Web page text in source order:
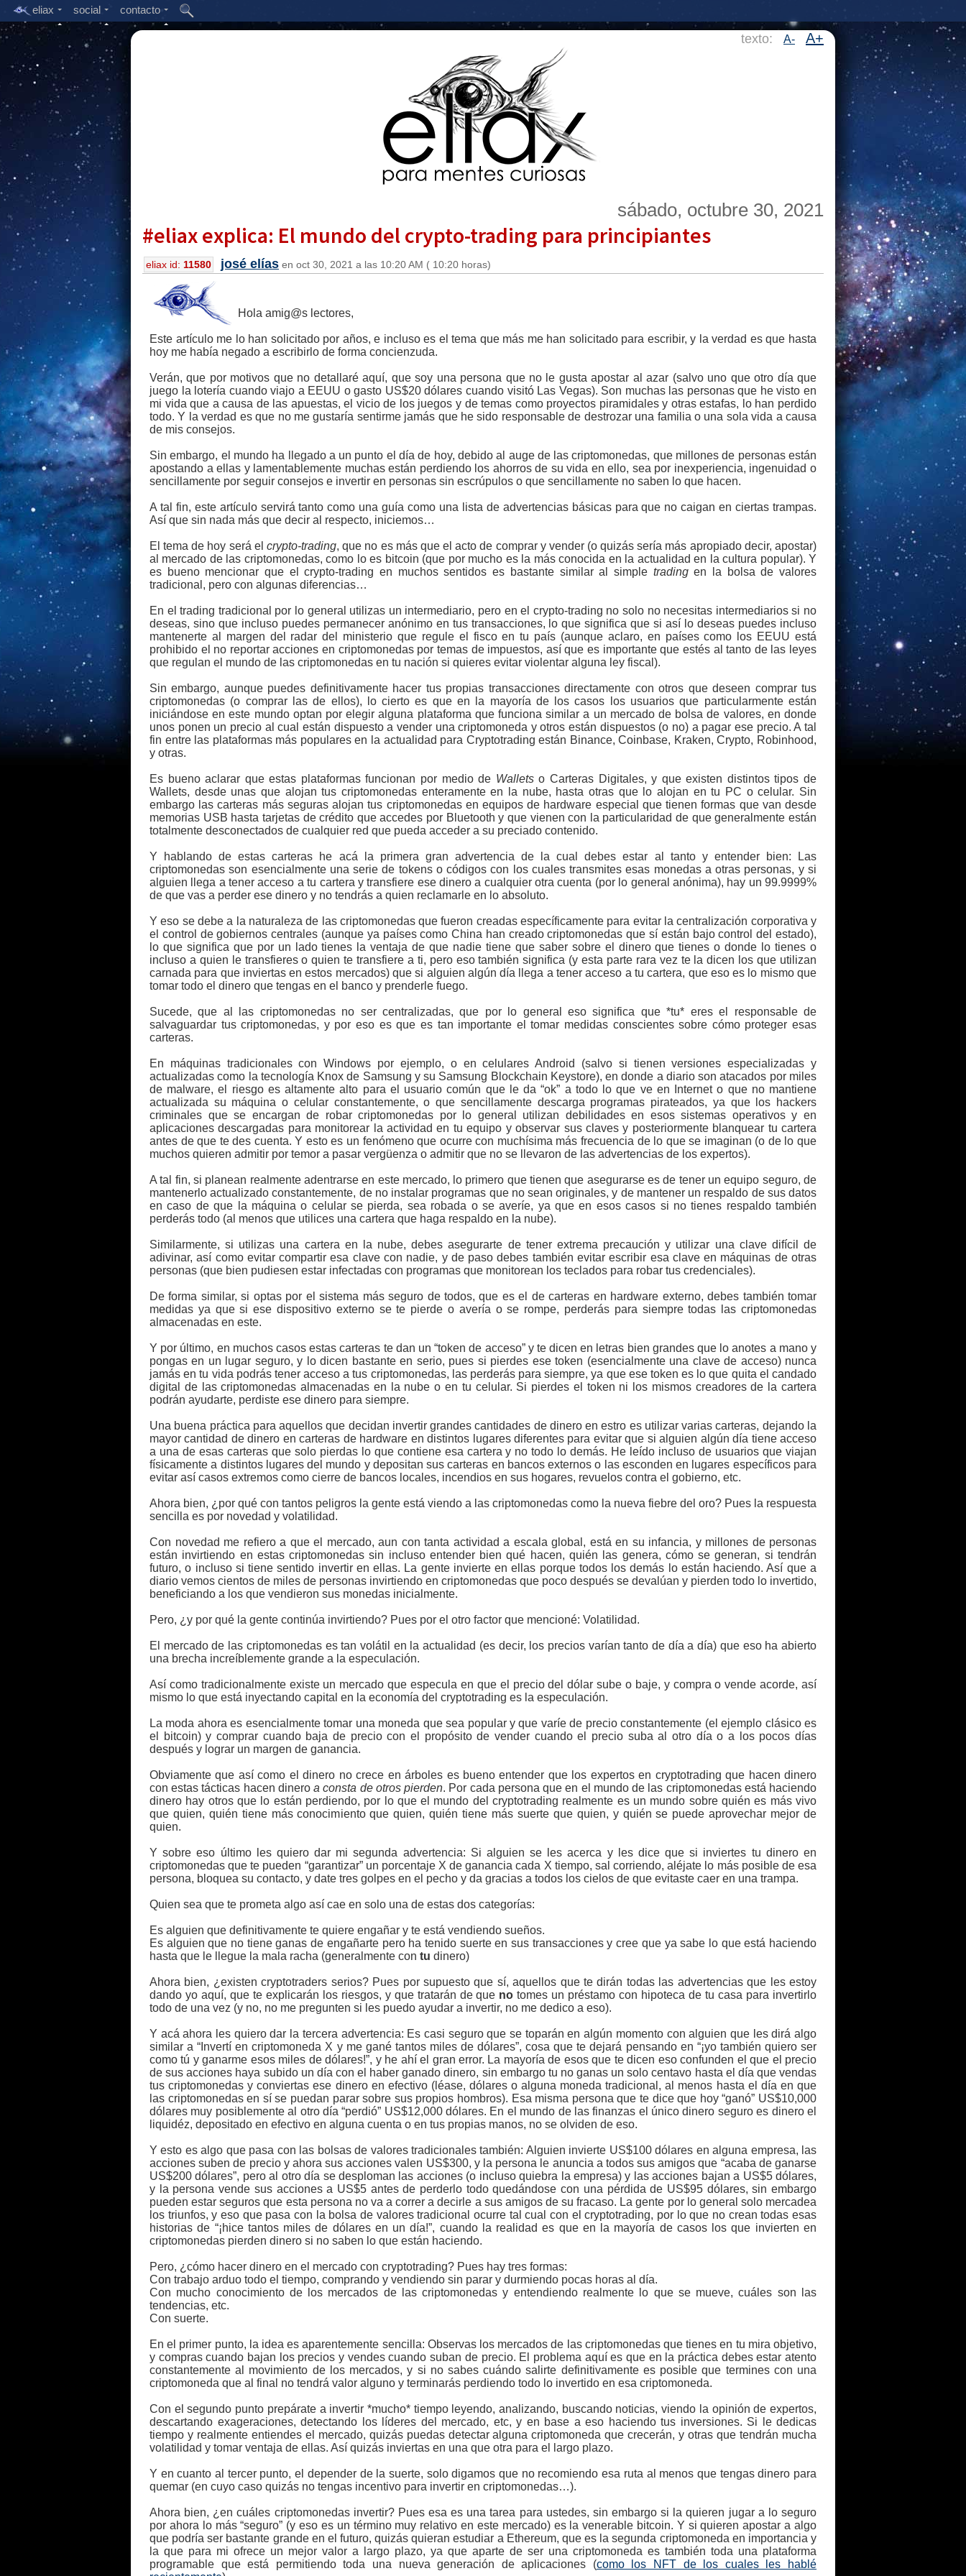
eliax social contacto
texto: A- A+
sábado, octubre 30, 2021
#eliax explica: El mundo del crypto-trading para principiantes
eliax id: 11580 josé elías en oct 30, 2021 a las 10:20 AM ( 10:20 horas)
Hola amig@s lectores,
Este artículo me lo han solicitado por años, e incluso es el tema que más me han solicitado para escribir, y la verdad es que hasta
hoy me había negado a escribirlo de forma concienzuda.
Verán, que por motivos que no detallaré aquí, que soy una persona que no le gusta apostar al azar (salvo uno que otro día que
juego la lotería cuando viajo a EEUU o gasto US$20 dólares cuando visitó Las Vegas). Son muchas las personas que he visto en
mi vida que a causa de las apuestas, el vicio de los juegos y de temas como proyectos piramidales y otras estafas, lo han perdido
todo. Y la verdad es que no me gustaría sentirme jamás que he sido responsable de destrozar una familia o una sola vida a causa
de mis consejos.
Sin embargo, el mundo ha llegado a un punto el día de hoy, debido al auge de las criptomonedas, que millones de personas están
apostando a ellas y lamentablemente muchas están perdiendo los ahorros de su vida en ello, sea por inexperiencia, ingenuidad o
sencillamente por seguir consejos e invertir en personas sin escrúpulos o que sencillamente no saben lo que hacen.
A tal fin, este artículo servirá tanto como una guía como una lista de advertencias básicas para que no caigan en ciertas trampas.
Así que sin nada más que decir al respecto, iniciemos…
El tema de hoy será el crypto-trading, que no es más que el acto de comprar y vender (o quizás sería más apropiado decir, apostar)
al mercado de las criptomonedas, como lo es bitcoin (que por mucho es la más conocida en la actualidad en la cultura popular). Y
es bueno mencionar que el crypto-trading en muchos sentidos es bastante similar al simple tradingen la bolsa de valores
tradicional, pero con algunas diferencias…
En el trading tradicional por lo general utilizas un intermediario, pero en el crypto-trading no solo no necesitas intermediarios si no
deseas, sino que incluso puedes permanecer anónimo en tus transacciones, lo que significa que si así lo deseas puedes incluso
mantenerte al margen del radar del ministerio que regule el fisco en tu país (aunque aclaro, en países como los EEUU está
prohibido el no reportar acciones en criptomonedas por temas de impuestos, así que es importante que estés al tanto de las leyes
que regulan el mundo de las criptomonedas en tu nación si quieres evitar violentar alguna ley fiscal).
Sin embargo, aunque puedes definitivamente hacer tus propias transacciones directamente con otros que deseen comprar tus
criptomonedas (o comprar las de ellos), lo cierto es que en la mayoría de los casos los usuarios que particularmente están
iniciándose en este mundo optan por elegir alguna plataforma que funciona similar a un mercado de bolsa de valores, en donde
unos ponen un precio al cual están dispuesto a vender una criptomoneda y otros están dispuestos (o no) a pagar ese precio. A tal
fin entre las plataformas más populares en la actualidad para Cryptotrading están Binance, Coinbase, Kraken, Crypto, Robinhood,
y otras.
Es bueno aclarar que estas plataformas funcionan por medio de Walletso Carteras Digitales, y que existen distintos tipos de
Wallets, desde unas que alojan tus criptomonedas enteramente en la nube, hasta otras que lo alojan en tu PC o celular. Sin
embargo las carteras más seguras alojan tus criptomonedas en equipos de hardware especial que tienen formas que van desde
memorias USB hasta tarjetas de crédito que accedes por Bluetooth y que vienen con la particularidad de que generalmente están
totalmente desconectados de cualquier red que pueda acceder a su preciado contenido.
Y hablando de estas carteras he acá la primera gran advertencia de la cual debes estar al tanto y entender bien: Las
criptomonedas son esencialmente una serie de tokens o códigos con los cuales transmites esas monedas a otras personas, y si
alguien llega a tener acceso a tu cartera y transfiere ese dinero a cualquier otra cuenta (por lo general anónima), hay un 99.9999%
de que vas a perder ese dinero y no tendrás a quien reclamarle en lo absoluto.
Y eso se debe a la naturaleza de las criptomonedas que fueron creadas específicamente para evitar la centralización corporativa y
el control de gobiernos centrales (aunque ya países como China han creado criptomonedas que sí están bajo control del estado),
lo que significa que por un lado tienes la ventaja de que nadie tiene que saber sobre el dinero que tienes o donde lo tienes o
incluso a quien le transfieres o quien te transfiere a ti, pero eso también significa (y esta parte rara vez te la dicen los que utilizan
carnada para que inviertas en estos mercados) que si alguien algún día llega a tener acceso a tu cartera, que eso es lo mismo que
tomar todo el dinero que tengas en el banco y prenderle fuego.
Sucede, que al las criptomonedas no ser centralizadas, que por lo general eso significa que *tu* eres el responsable de
salvaguardar tus criptomonedas, y por eso es que es tan importante el tomar medidas conscientes sobre cómo proteger esas
carteras.
En máquinas tradicionales con Windows por ejemplo, o en celulares Android (salvo si tienen versiones especializadas y
actualizadas como la tecnología Knox de Samsung y su Samsung Blockchain Keystore), en donde a diario son atacados por miles
de malware, el riesgo es altamente alto para el usuario común que le da “ok” a todo lo que ve en Internet o que no mantiene
actualizada su máquina o celular constantemente, o que sencillamente descarga programas pirateados, ya que los hackers
criminales que se encargan de robar criptomonedas por lo general utilizan debilidades en esos sistemas operativos y en
aplicaciones descargadas para monitorear la actividad en tu equipo y observar sus claves y posteriormente blanquear tu cartera
antes de que te des cuenta. Y esto es un fenómeno que ocurre con muchísima más frecuencia de lo que se imaginan (o de lo que
muchos quieren admitir por temor a pasar vergüenza o admitir que no se llevaron de las advertencias de los expertos).
A tal fin, si planean realmente adentrarse en este mercado, lo primero que tienen que asegurarse es de tener un equipo seguro, de
mantenerlo actualizado constantemente, de no instalar programas que no sean originales, y de mantener un respaldo de sus datos
en caso de que la máquina o celular se pierda, sea robada o se averíe, ya que en esos casos si no tienes respaldo también
perderás todo (al menos que utilices una cartera que haga respaldo en la nube).
Similarmente, si utilizas una cartera en la nube, debes asegurarte de tener extrema precaución y utilizar una clave difícil de
adivinar, así como evitar compartir esa clave con nadie, y de paso debes también evitar escribir esa clave en máquinas de otras
personas (que bien pudiesen estar infectadas con programas que monitorean los teclados para robar tus credenciales).
De forma similar, si optas por el sistema más seguro de todos, que es el de carteras en hardware externo, debes también tomar
medidas ya que si ese dispositivo externo se te pierde o avería o se rompe, perderás para siempre todas las criptomonedas
almacenadas en este.
Y por último, en muchos casos estas carteras te dan un “token de acceso” y te dicen en letras bien grandes que lo anotes a mano y
pongas en un lugar seguro, y lo dicen bastante en serio, pues si pierdes ese token (esencialmente una clave de acceso) nunca
jamás en tu vida podrás tener acceso a tus criptomonedas, las perderás para siempre, ya que ese token es lo que quita el candado
digital de las criptomonedas almacenadas en la nube o en tu celular. Si pierdes el token ni los mismos creadores de la cartera
podrán ayudarte, perdiste ese dinero para siempre.
Una buena práctica para aquellos que decidan invertir grandes cantidades de dinero en estro es utilizar varias carteras, dejando la
mayor cantidad de dinero en carteras de hardware en distintos lugares diferentes para evitar que si alguien algún día tiene acceso
a una de esas carteras que solo pierdas lo que contiene esa cartera y no todo lo demás. He leído incluso de usuarios que viajan
físicamente a distintos lugares del mundo y depositan sus carteras en bancos externos o las esconden en lugares específicos para
evitar así casos extremos como cierre de bancos locales, incendios en sus hogares, revuelos contra el gobierno, etc.
Ahora bien, ¿por qué con tantos peligros la gente está viendo a las criptomonedas como la nueva fiebre del oro? Pues la respuesta
sencilla es por novedad y volatilidad.
Con novedad me refiero a que el mercado, aun con tanta actividad a escala global, está en su infancia, y millones de personas
están invirtiendo en estas criptomonedas sin incluso entender bien qué hacen, quién las genera, cómo se generan, si tendrán
futuro, o incluso si tiene sentido invertir en ellas. La gente invierte en ellas porque todos los demás lo están haciendo. Así que a
diario vemos cientos de miles de personas invirtiendo en criptomonedas que poco después se devalúan y pierden todo lo invertido,
beneficiando a los que vendieron sus monedas inicialmente.
Pero, ¿y por qué la gente continúa invirtiendo? Pues por el otro factor que mencioné: Volatilidad.
El mercado de las criptomonedas es tan volátil en la actualidad (es decir, los precios varían tanto de día a día) que eso ha abierto
una brecha increíblemente grande a la especulación.
Así como tradicionalmente existe un mercado que especula en que el precio del dólar sube o baje, y compra o vende acorde, así
mismo lo que está inyectando capital en la economía del cryptotrading es la especulación.
La moda ahora es esencialmente tomar una moneda que sea popular y que varíe de precio constantemente (el ejemplo clásico es
el bitcoin) y comprar cuando baja de precio con el propósito de vender cuando el precio suba al otro día o a los pocos días
después y lograr un margen de ganancia.
Obviamente que así como el dinero no crece en árboles es bueno entender que los expertos en cryptotrading que hacen dinero
con estas tácticas hacen dineroa consta de otros pierden. Por cada persona que en el mundo de las criptomonedas está haciendo
dinero hay otros que lo están perdiendo, por lo que el mundo del cryptotrading realmente es un mundo sobre quién es más vivo
que quien, quién tiene más conocimiento que quien, quién tiene más suerte que quien, y quién se puede aprovechar mejor de
quien.
Y sobre eso último les quiero dar mi segunda advertencia: Si alguien se les acerca y les dice que si inviertes tu dinero en
criptomonedas que te pueden “garantizar” un porcentaje X de ganancia cada X tiempo, sal corriendo, aléjate lo más posible de esa
persona, bloquea su contacto, y date tres golpes en el pecho y da gracias a todos los cielos de que evitaste caer en una trampa.
Quien sea que te prometa algo así cae en solo una de estas dos categorías:
Es alguien que definitivamente te quiere engañar y te está vendiendo sueños.
Es alguien que no tiene ganas de engañarte pero ha tenido suerte en sus transacciones y cree que ya sabe lo que está haciendo
hasta que le llegue la mala racha (generalmente con tu dinero)
Ahora bien, ¿existen cryptotraders serios? Pues por supuesto que sí, aquellos que te dirán todas las advertencias que les estoy
dando yo aquí, que te explicarán los riesgos, y que tratarán de que no tomes un préstamo con hipoteca de tu casa para invertirlo
todo de una vez (y no, no me pregunten si les puedo ayudar a invertir, no me dedico a eso).
Y acá ahora les quiero dar la tercera advertencia: Es casi seguro que se toparán en algún momento con alguien que les dirá algo
similar a “Invertí en criptomoneda X y me gané tantos miles de dólares”, cosa que te dejará pensando en “¡yo también quiero ser
como tú y ganarme esos miles de dólares!”, y he ahí el gran error. La mayoría de esos que te dicen eso confunden el que el precio
de sus acciones haya subido un día con el haber ganado dinero, sin embargo tu no ganas un solo centavo hasta el día que vendas
tus criptomonedas y conviertas ese dinero en efectivo (léase, dólares o alguna moneda tradicional, al menos hasta el día en que
las criptomonedas en sí se puedan parar sobre sus propios hombros). Esa misma persona que te dice que hoy “ganó” US$10,000
dólares muy posiblemente al otro día “perdió” US$12,000 dólares. En el mundo de las finanzas el único dinero seguro es dinero el
liquidéz, depositado en efectivo en alguna cuenta o en tus propias manos, no se olviden de eso.
Y esto es algo que pasa con las bolsas de valores tradicionales también: Alguien invierte US$100 dólares en alguna empresa, las
acciones suben de precio y ahora sus acciones valen US$300, y la persona le anuncia a todos sus amigos que “acaba de ganarse
US$200 dólares”, pero al otro día se desploman las acciones (o incluso quiebra la empresa) y las acciones bajan a US$5 dólares,
y la persona vende sus acciones a US$5 antes de perderlo todo quedándose con una pérdida de US$95 dólares, sin embargo
pueden estar seguros que esta persona no va a correr a decirle a sus amigos de su fracaso. La gente por lo general solo mercadea
los triunfos, y eso que pasa con la bolsa de valores tradicional ocurre tal cual con el cryptotrading, por lo que no crean todas esas
historias de “¡hice tantos miles de dólares en un día!”, cuando la realidad es que en la mayoría de casos los que invierten en
criptomonedas pierden dinero si no saben lo que están haciendo.
Pero, ¿cómo hacer dinero en el mercado con cryptotrading? Pues hay tres formas:
Con trabajo arduo todo el tiempo, comprando y vendiendo sin parar y durmiendo pocas horas al día.
Con mucho conocimiento de los mercados de las criptomonedas y entendiendo realmente lo que se mueve, cuáles son las
tendencias, etc.
Con suerte.
En el primer punto, la idea es aparentemente sencilla: Observas los mercados de las criptomonedas que tienes en tu mira objetivo,
y compras cuando bajan los precios y vendes cuando suban de precio. El problema aquí es que en la práctica debes estar atento
constantemente al movimiento de los mercados, y si no sabes cuándo salirte definitivamente es posible que termines con una
criptomoneda que al final no tendrá valor alguno y terminarás perdiendo todo lo invertido en esa criptomoneda.
Con el segundo punto prepárate a invertir *mucho* tiempo leyendo, analizando, buscando noticias, viendo la opinión de expertos,
descartando exageraciones, detectando los líderes del mercado, etc, y en base a eso haciendo tus inversiones. Si le dedicas
tiempo y realmente entiendes el mercado, quizás puedas detectar alguna criptomoneda que crecerán, y otras que tendrán mucha
volatilidad y tomar ventaja de ellas. Así quizás inviertas en una que otra para el largo plazo.
Y en cuanto al tercer punto, el depender de la suerte, solo digamos que no recomiendo esa ruta al menos que tengas dinero para
quemar (en cuyo caso quizás no tengas incentivo para invertir en criptomonedas…).
Ahora bien, ¿en cuáles criptomonedas invertir? Pues esa es una tarea para ustedes, sin embargo si la quieren jugar a lo seguro
por ahora lo más “seguro” (y eso es un término muy relativo en este mercado) es la venerable bitcoin. Y si quieren apostar a algo
que podría ser bastante grande en el futuro, quizás quieran estudiar a Ethereum, que es la segunda criptomoneda en importancia y
la que para mi ofrece un mejor valor a largo plazo, ya que aparte de ser una criptomoneda es también toda una plataforma
programable que está permitiendo toda una nueva generación de aplicaciones (como los NFT de los cuales les hablé